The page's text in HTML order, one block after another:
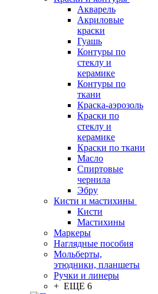
Акварель
Акриловые
краски
Гуашь
Контуры по
стеклу и
керамике
Контуры по
ткани
Краска-аэрозоль
Краски по
стеклу и
керамике
Краски по ткани
Масло
Спиртовые
чернила
Эбру
Кисти и мастихины
Кисти
Мастихины
Маркеры
Наглядные пособия
Мольберты,
этюдники, планшеты
Ручки и линеры
+ ЕЩЕ 6